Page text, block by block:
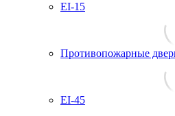
EI-15
Противопожарные
EI-45